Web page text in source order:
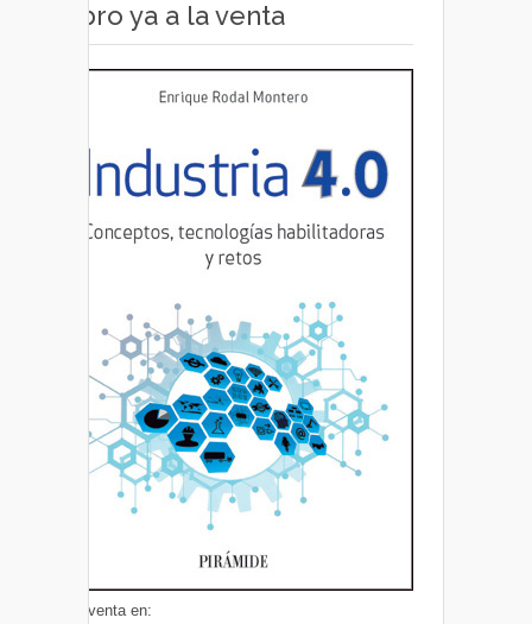
Libro ya a la venta
A la venta en: